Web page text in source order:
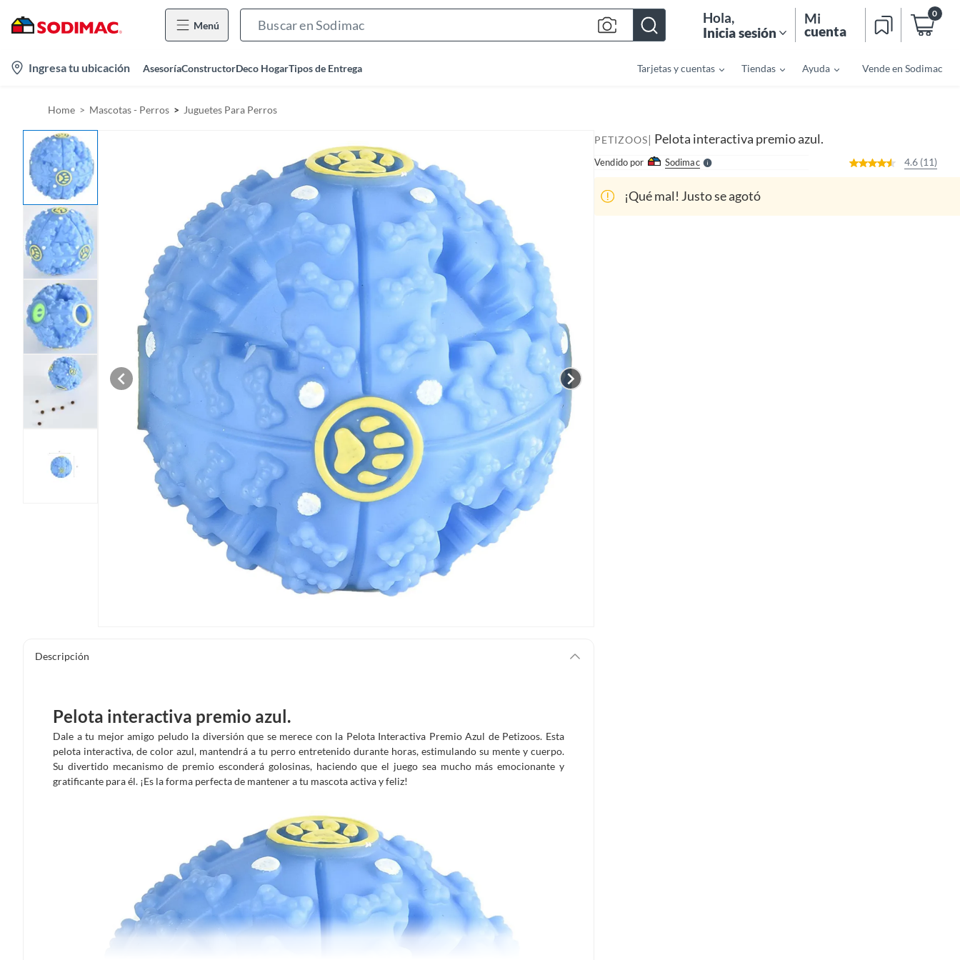
Menú Hola,
Inicia sesión
Mi
cuenta
0
Ingresa tu ubicación AsesoríaConstructorDeco HogarTipos de Entrega Tarjetas y cuentas Tiendas Ayuda Vende en Sodimac
Home Mascotas - Perros Juguetes Para Perros
Descripción
Pelota interactiva premio azul.
Dale a tu mejor amigo peludo la diversión que se merece con la Pelota Interactiva Premio Azul de Petizoos. Esta
pelota interactiva, de color azul, mantendrá a tu perro entretenido durante horas, estimulando su mente y cuerpo.
Su divertido mecanismo de premio esconderá golosinas, haciendo que el juego sea mucho más emocionante y
gratificante para él. ¡Es la forma perfecta de mantener a tu mascota activa y feliz!
PETIZOOS| Pelota interactiva premio azul.
Vendido por SodimacS
l
l
4.6 (11)
¡Qué mal! Justo se agotó